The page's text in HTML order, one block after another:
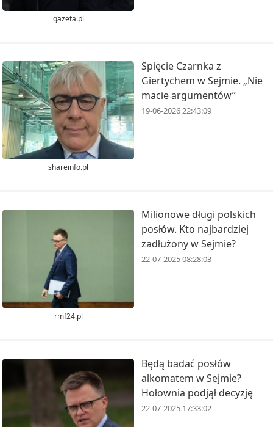
gazeta.pl
shareinfo.pl
Spięcie Czarnka z
Giertychem w Sejmie. „Nie
macie argumentów”
19-06-2026 22:43:09
rmf24.pl
Milionowe długi polskich
posłów. Kto najbardziej
zadłużony w Sejmie?
22-07-2025 08:28:03
Będą badać posłów
alkomatem w Sejmie?
Hołownia podjął decyzję
22-07-2025 17:33:02